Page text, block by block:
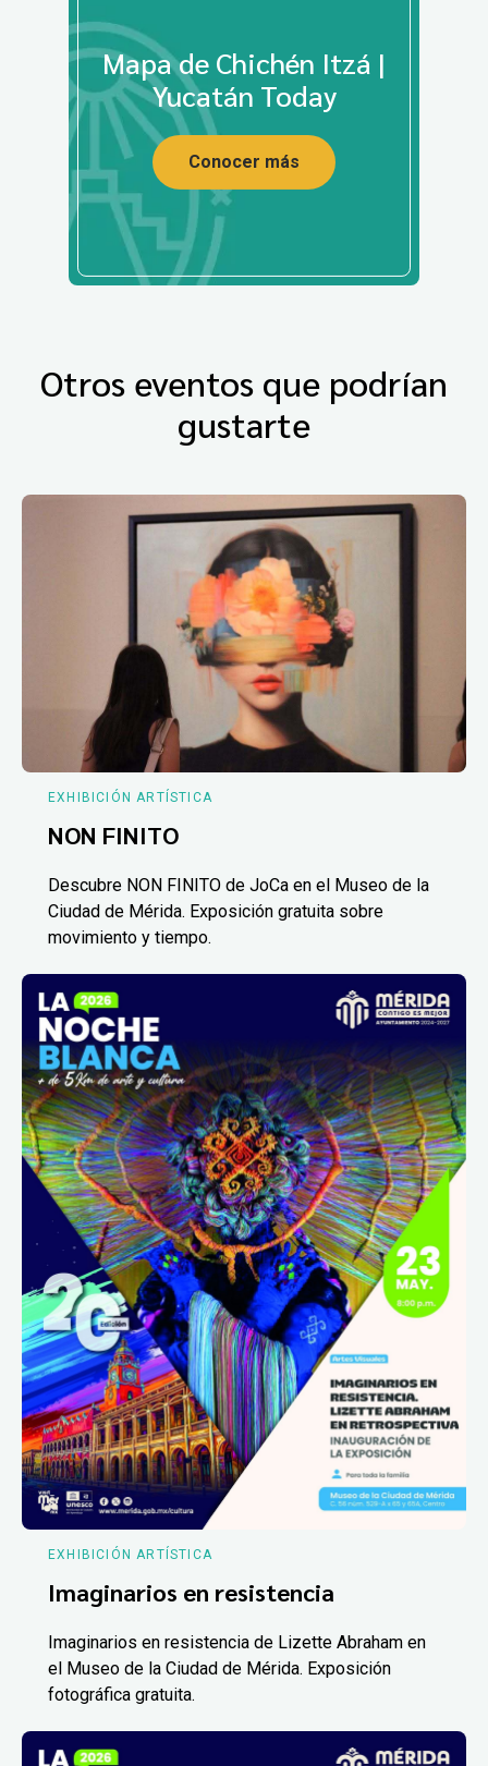
Mapa de Chichén Itzá |
Yucatán Today
Conocer más
Otros eventos que podrían
gustarte
EXHIBICIÓN ARTÍSTICA
NON FINITO
Descubre NON FINITO de JoCa en el Museo de la
Ciudad de Mérida. Exposición gratuita sobre
movimiento y tiempo.
EXHIBICIÓN ARTÍSTICA
Imaginarios en resistencia
Imaginarios en resistencia de Lizette Abraham en
el Museo de la Ciudad de Mérida. Exposición
fotográfica gratuita.